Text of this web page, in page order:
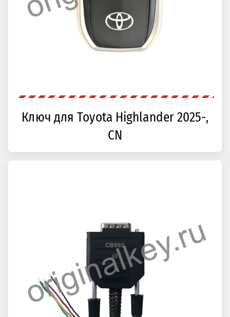
Ключ для Toyota Highlander 2025-,
CN